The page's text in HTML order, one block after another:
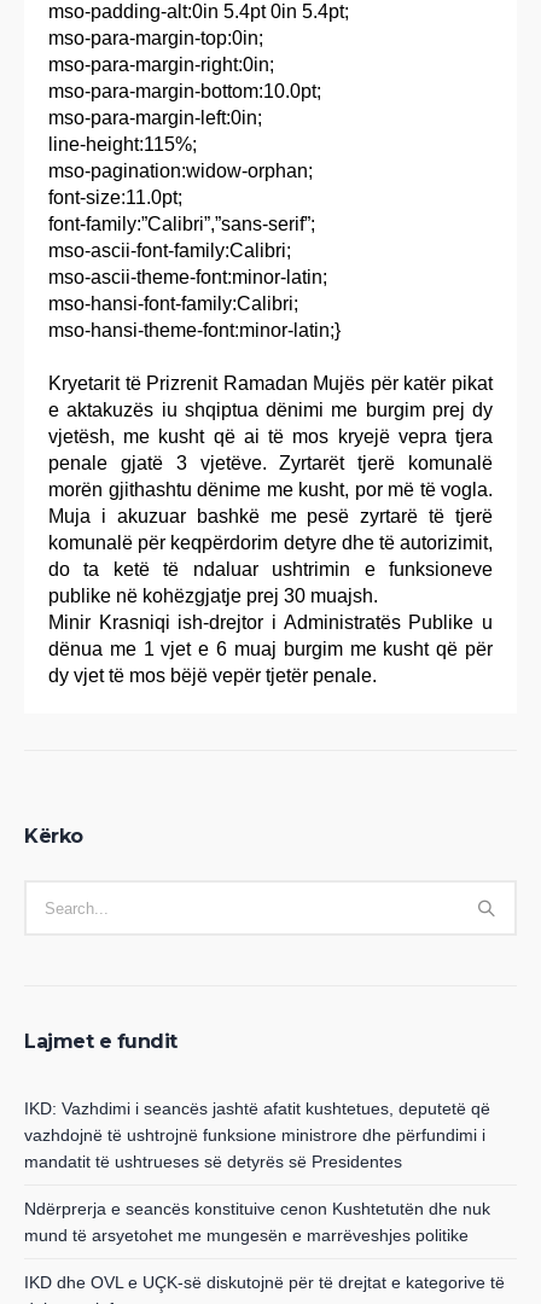
mso-padding-alt:0in 5.4pt 0in 5.4pt;
mso-para-margin-top:0in;
mso-para-margin-right:0in;
mso-para-margin-bottom:10.0pt;
mso-para-margin-left:0in;
line-height:115%;
mso-pagination:widow-orphan;
font-size:11.0pt;
font-family:”Calibri”,”sans-serif”;
mso-ascii-font-family:Calibri;
mso-ascii-theme-font:minor-latin;
mso-hansi-font-family:Calibri;
mso-hansi-theme-font:minor-latin;}
Kryetarit të Prizrenit Ramadan Mujës për katër pikat
e aktakuzës iu shqiptua dënimi me burgim prej dy
vjetësh, me kusht që ai të mos kryejë vepra tjera
penale gjatë 3 vjetëve. Zyrtarët tjerë komunalë
morën gjithashtu dënime me kusht, por më të vogla.
Muja i akuzuar bashkë me pesë zyrtarë të tjerë
komunalë për keqpërdorim detyre dhe të autorizimit,
do ta ketë të ndaluar ushtrimin e funksioneve
publike në kohëzgjatje prej 30 muajsh.
Minir Krasniqi ish-drejtor i Administratës Publike u
dënua me 1 vjet e 6 muaj burgim me kusht që për
dy vjet të mos bëjë vepër tjetër penale.
Kërko
Lajmet e fundit
IKD: Vazhdimi i seancës jashtë afatit kushtetues, deputetë që
vazhdojnë të ushtrojnë funksione ministrore dhe përfundimi i
mandatit të ushtrueses së detyrës së Presidentes
Ndërprerja e seancës konstituive cenon Kushtetutën dhe nuk
mund të arsyetohet me mungesën e marrëveshjes politike
IKD dhe OVL e UÇK-së diskutojnë për të drejtat e kategorive të